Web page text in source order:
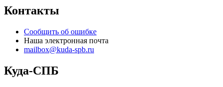
Контакты
Сообщить об ошибке
Наша электронная почта
mailbox@kuda-spb.ru
Куда-СПБ